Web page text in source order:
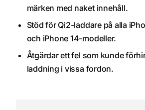
märken med naket innehåll.
Stöd för Qi2-laddare på alla
och iPhone 14-modeller.
Åtgärdar ett fel som kunde
laddning i vissa fordon.